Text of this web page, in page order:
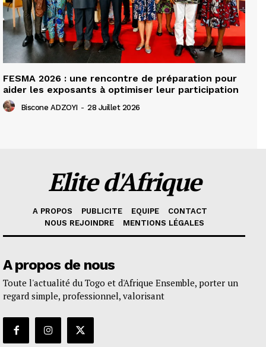
FESMA 2026 : une rencontre de préparation pour
aider les exposants à optimiser leur participation
Biscone ADZOYI - 28 Juillet 2026
Elite d'Afrique
A PROPOS PUBLICITE EQUIPE
CONTACT
NOUS REJOINDRE
MENTIONS LÉGALES
A propos de nous
Toute l'actualité du Togo et d'Afrique Ensemble, porter un
regard simple, professionnel, valorisant